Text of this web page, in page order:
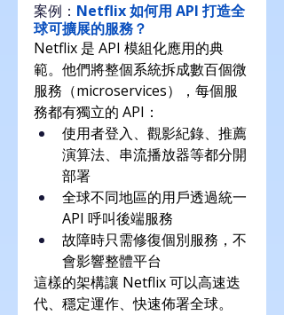
案例： Netflix 如何用 API 打造全
球可擴展的服務？
Netflix 是 API 模組化應用的典
範。他們將整個系統拆成數百個微
服務（microservices），每個服
務都有獨立的 API：
使用者登入、觀影紀錄、推薦
演算法、串流播放器等都分開
部署
全球不同地區的用戶透過統一
API 呼叫後端服務
故障時只需修復個別服務，不
會影響整體平台
這樣的架構讓 Netflix 可以高速迭
代、穩定運作、快速佈署全球。